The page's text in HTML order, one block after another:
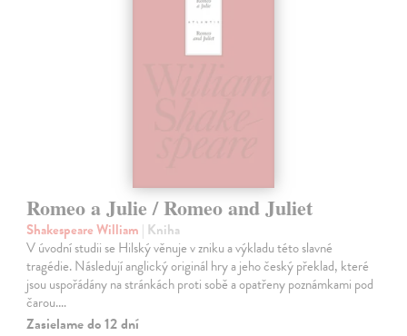
Romeo a Julie / Romeo and Juliet
Shakespeare William | Kniha
V úvodní studii se Hilský věnuje v zniku a výkladu této slavné
tragédie. Následují anglický originál hry a jeho český překlad, které
jsou uspořádány na stránkách proti sobě a opatřeny poznámkami pod
čarou.…
Zasielame do 12 dní